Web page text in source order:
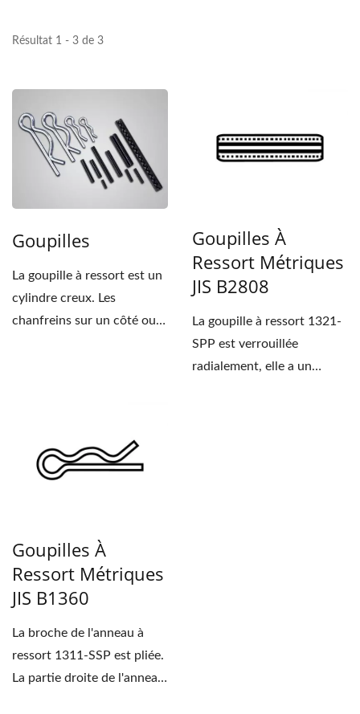
Résultat 1 - 3 de 3
Goupilles
La goupille à ressort est un
cylindre creux. Les
chanfreins sur un côté ou
Goupilles À
Ressort Métriques
JIS B2808
La goupille à ressort 1321-
SPP est verrouillée
radialement, elle a un
Goupilles À
Ressort Métriques
JIS B1360
La broche de l'anneau à
ressort 1311-SSP est pliée.
La partie droite de l'anneau